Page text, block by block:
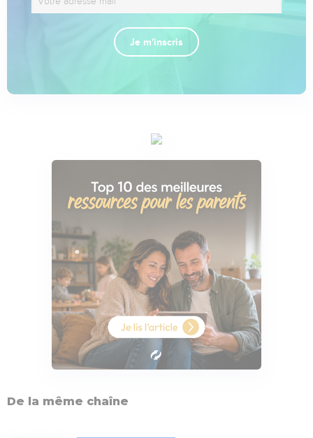
Je m'inscris
De la même chaîne